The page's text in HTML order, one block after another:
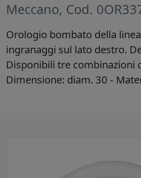
Meccano, Cod.
Orologio bombato della
ingranaggi sul lato destro.
Disponibili tre combinazioni
Dimensione: diam. 30 -